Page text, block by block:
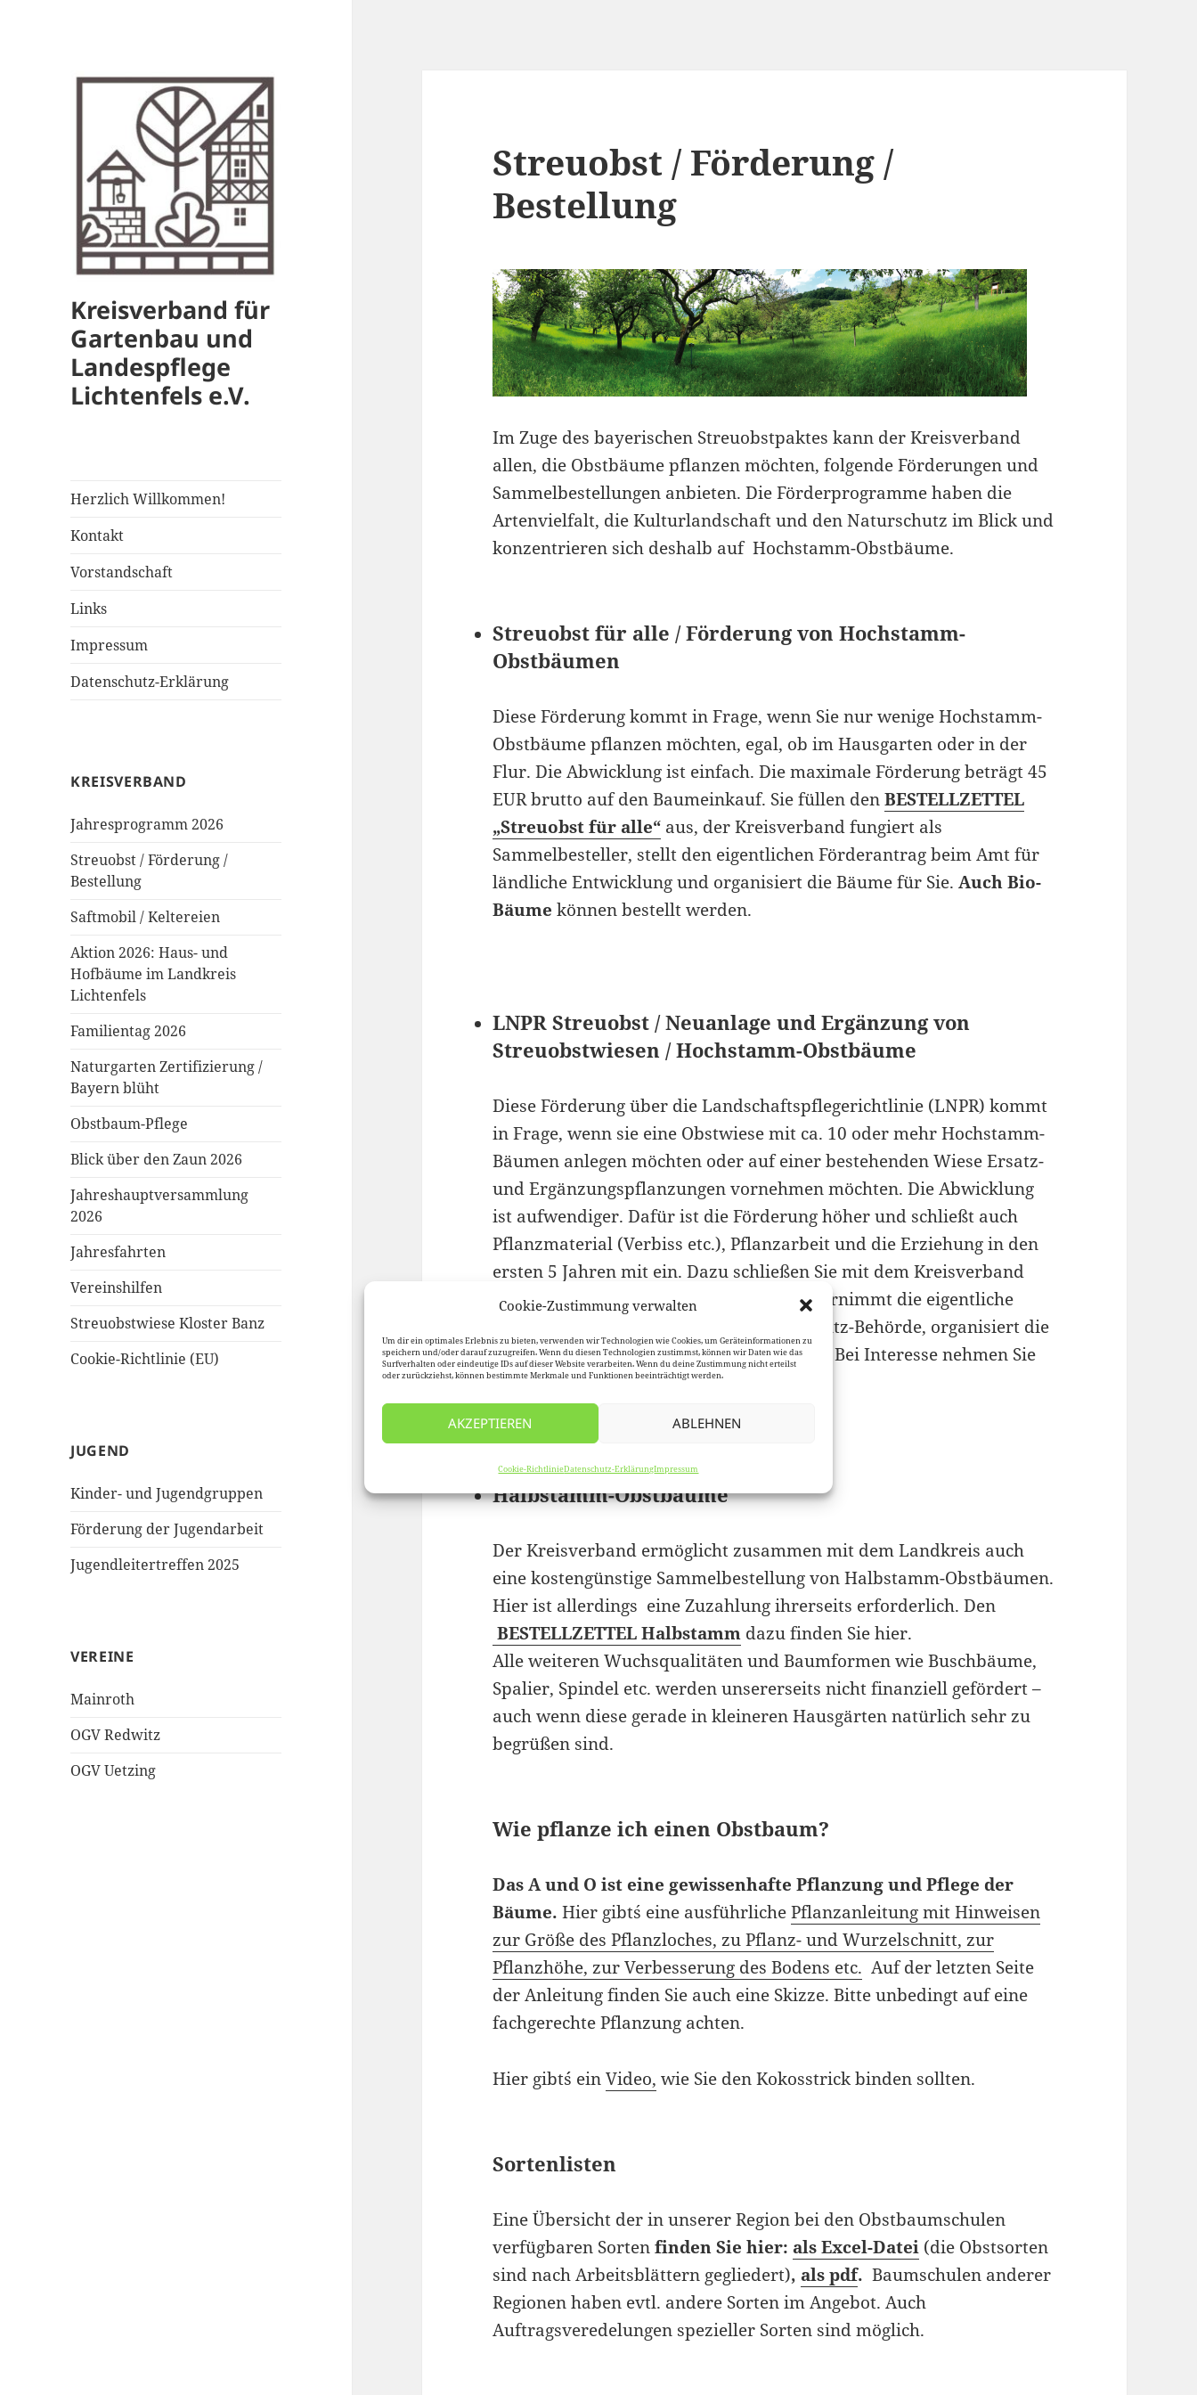
Cookie-Zustimmung verwalten
Um dir ein optimales Erlebnis zu bieten, verwenden wir Technologien wie Cookies, um Geräteinformationen zu
speichern und/oder darauf zuzugreifen. Wenn du diesen Technologien zustimmst, können wir Daten wie das
Surfverhalten oder eindeutige IDs auf dieser Website verarbeiten. Wenn du deine Zustimmung nicht erteilst
oder zurückziehst, können bestimmte Merkmale und Funktionen beeinträchtigt werden.
AKZEPTIEREN ABLEHNEN
Cookie-RichtlinieDatenschutz-ErklärungImpressum
Kreisverband für
Gartenbau und
Landespflege
Lichtenfels e.V.
Herzlich Willkommen!
Kontakt
Vorstandschaft
Links
Impressum
Datenschutz-Erklärung
KREISVERBAND
Jahresprogramm 2026
Streuobst / Förderung /
Bestellung
Saftmobil / Keltereien
Aktion 2026: Haus- und
Hofbäume im Landkreis
Lichtenfels
Familientag 2026
Naturgarten Zertifizierung /
Bayern blüht
Obstbaum-Pflege
Blick über den Zaun 2026
Jahreshauptversammlung
2026
Jahresfahrten
Vereinshilfen
Streuobstwiese Kloster Banz
Cookie-Richtlinie (EU)
JUGEND
Kinder- und Jugendgruppen
Förderung der Jugendarbeit
Jugendleitertreffen 2025
VEREINE
Mainroth
OGV Redwitz
OGV Uetzing
Streuobst / Förderung /
Bestellung
Im Zuge des bayerischen Streuobstpaktes kann der Kreisverband
allen, die Obstbäume pflanzen möchten, folgende Förderungen und
Sammelbestellungen anbieten. Die Förderprogramme haben die
Artenvielfalt, die Kulturlandschaft und den Naturschutz im Blick und
konzentrieren sich deshalb auf Hochstamm-Obstbäume.
Streuobst für alle / Förderung von Hochstamm-
Obstbäumen
Diese Förderung kommt in Frage, wenn Sie nur wenige Hochstamm-
Obstbäume pflanzen möchten, egal, ob im Hausgarten oder in der
Flur. Die Abwicklung ist einfach. Die maximale Förderung beträgt 45
EUR brutto auf den Baumeinkauf. Sie füllen denBESTELLZETTEL
„Streuobst für alle“ aus, der Kreisverband fungiert als
Sammelbesteller, stellt den eigentlichen Förderantrag beim Amt für
ländliche Entwicklung und organisiert die Bäume für Sie.Auch Bio-
Bäume können bestellt werden.
LNPR Streuobst / Neuanlage und Ergänzung von
Streuobstwiesen / Hochstamm-Obstbäume
Diese Förderung über die Landschaftspflegerichtlinie (LNPR) kommt
in Frage, wenn sie eine Obstwiese mit ca. 10 oder mehr Hochstamm-
Bäumen anlegen möchten oder auf einer bestehenden Wiese Ersatz-
und Ergänzungspflanzungen vornehmen möchten. Die Abwicklung
ist aufwendiger. Dafür ist die Förderung höher und schließt auch
Pflanzmaterial (Verbiss etc.), Pflanzarbeit und die Erziehung in den
ersten 5 Jahren mit ein. Dazu schließen Sie mit dem Kreisverband
eine Vereinbarung. Der Kreisverband übernimmt die eigentliche
Förder-Antragstellung über die Naturschutz-Behörde, organisiert die
Bäume und betreut Sie bei der Erziehung. Bei Interesse nehmen Sie
mit uns Kontakt auf.
Halbstamm-Obstbäume
Der Kreisverband ermöglicht zusammen mit dem Landkreis auch
eine kostengünstige Sammelbestellung von Halbstamm-Obstbäumen.
Hier ist allerdings eine Zuzahlung ihrerseits erforderlich. Den
BESTELLZETTEL Halbstamm dazu finden Sie hier.
Alle weiteren Wuchsqualitäten und Baumformen wie Buschbäume,
Spalier, Spindel etc. werden unsererseits nicht finanziell gefördert –
auch wenn diese gerade in kleineren Hausgärten natürlich sehr zu
begrüßen sind.
Wie pflanze ich einen Obstbaum?
Das A und O ist eine gewissenhafte Pflanzung und Pflege der
Bäume.Hier gibt´s eine ausführlichePflanzanleitung mit Hinweisen
zur Größe des Pflanzloches, zu Pflanz- und Wurzelschnitt, zur
Pflanzhöhe, zur Verbesserung des Bodens etc. Auf der letzten Seite
der Anleitung finden Sie auch eine Skizze. Bitte unbedingt auf eine
fachgerechte Pflanzung achten.
Hier gibt´´s einVideo, wie Sie den Kokosstrick binden sollten.
Sortenlisten
Eine Übersicht der in unserer Region bei den Obstbaumschulen
verfügbaren Sortenfinden Sie hier: als Excel-Datei (die Obstsorten
sind nach Arbeitsblättern gegliedert), als pdf. Baumschulen anderer
Regionen haben evtl. andere Sorten im Angebot. Auch
Auftragsveredelungen spezieller Sorten sind möglich.